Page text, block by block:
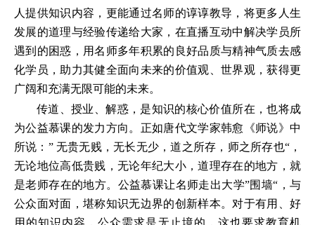
人提供知识内容，更能通过名师的谆谆教导，将更多人生
发展的道理与经验传递给大家，在直播互动中解决学员所
遇到的困惑，用名师多年积累的良好品质与精神气质去感
化学员，助力其健全面向未来的价值观、世界观，获得更
广阔和充满无限可能的未来。
传道、授业、解惑，是知识的核心价值所在，也将成
为公益慕课的发力方向。正如唐代文学家韩愈《师说》中
所说：” 无贵无贱，无长无少，道之所存，师之所存也“，
无论地位高低贵贱，无论年纪大小，道理存在的地方，就
是老师存在的地方。公益慕课让名师走出大学”围墙“，与
公众面对面，堪称知识无边界的创新样本。对于有用、好
用的知识内容，公众需求是无止境的，这也要求教育机